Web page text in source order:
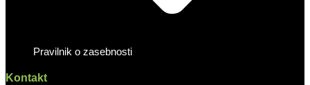
Pravilnik o zasebnosti
Kontakt